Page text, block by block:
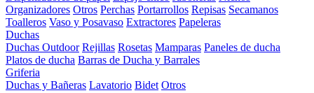
Organizadores Otros Perchas Portarrollos Repisas Secamanos
Toalleros Vaso y Posavaso Extractores Papeleras
Duchas
Duchas Outdoor Rejillas Rosetas Mamparas Paneles de ducha
Platos de ducha Barras de Ducha y Barrales
Griferia
Duchas y Bañeras Lavatorio Bidet Otros